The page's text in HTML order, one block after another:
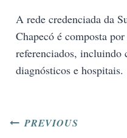
A rede credenciada da
Chapecó é composta
referenciados, incluindo
diagnósticos e hospitais.
PREVIOUS